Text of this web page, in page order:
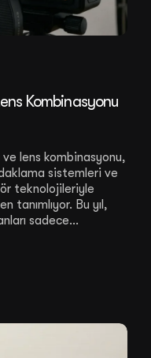
Kombinasyonu
ve lens kombinasyonu,
sistemleri ve
teknolojileriyle
tanımlıyor. Bu yıl,
sadece...